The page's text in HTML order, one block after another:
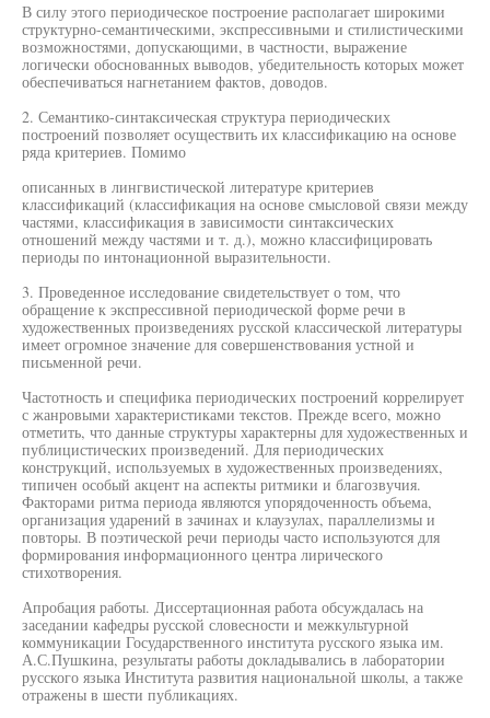
В силу этого периодическое построение располагает широкими
структурно-семантическими, экспрессивными и стилистическими
возможностями, допускающими, в частности, выражение
логически обоснованных выводов, убедительность которых может
обеспечиваться нагнетанием фактов, доводов.
2. Семантико-синтаксическая структура периодических
построений позволяет осуществить их классификацию на основе
ряда критериев. Помимо
описанных в лингвистической литературе критериев
классификаций (классификация на основе смысловой связи между
частями, классификация в зависимости синтаксических
отношений между частями и т. д.), можно классифицировать
периоды по интонационной выразительности.
3. Проведенное исследование свидетельствует о том, что
обращение к экспрессивной периодической форме речи в
художественных произведениях русской классической литературы
имеет огромное значение для совершенствования устной и
письменной речи.
Частотность и специфика периодических построений коррелирует
с жанровыми характеристиками текстов. Прежде всего, можно
отметить, что данные структуры характерны для художественных и
публицистических произведений. Для периодических
конструкций, используемых в художественных произведениях,
типичен особый акцент на аспекты ритмики и благозвучия.
Факторами ритма периода являются упорядоченность объема,
организация ударений в зачинах и клаузулах, параллелизмы и
повторы. В поэтической речи периоды часто используются для
формирования информационного центра лирического
стихотворения.
Апробация работы. Диссертационная работа обсуждалась на
заседании кафедры русской словесности и межкультурной
коммуникации Государственного института русского языка им.
А.С.Пушкина, результаты работы докладывались в лаборатории
русского языка Института развития национальной школы, а также
отражены в шести публикациях.